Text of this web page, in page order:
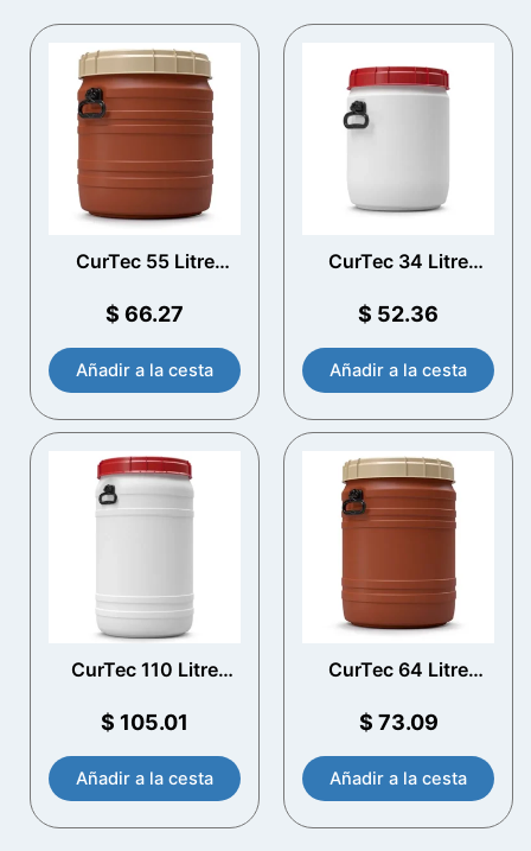
CurTec 55 Litre
total con manijas
$ 66.27
Añadir a la cesta
CurTec 34 Litre
total con manijas
$ 52.36
Añadir a la cesta
CurTec 110 Litre
total con manijas
$ 105.01
Añadir a la cesta
CurTec 64 Litre
total con manijas
$ 73.09
Añadir a la cesta